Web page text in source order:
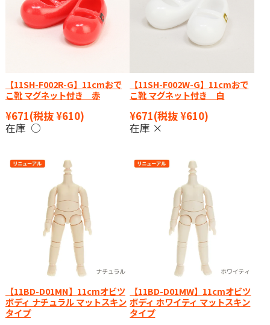
【11SH-F002R-G】11cmおで
こ靴 マグネット付き 赤
¥671(税抜 ¥610)
在庫 ○
【11SH-F002W-G】11cmおで
こ靴 マグネット付き 白
¥671(税抜 ¥610)
在庫 ×
【11BD-D01MN】11cmオビツ
ボディ ナチュラル マットスキン
タイプ
【11BD-D01MW】11cmオビツ
ボディ ホワイティ マットスキン
タイプ